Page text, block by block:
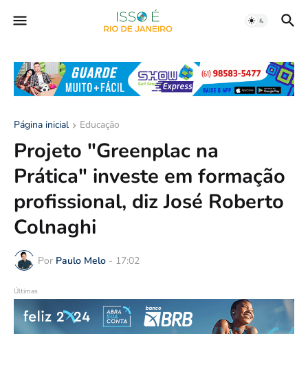
Página inicial Educação
Projeto "Greenplac na
Prática" investe em formação
profissional, diz José Roberto
Colnaghi
Por Paulo Melo - 17:02
Últimas